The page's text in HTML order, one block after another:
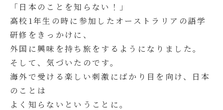
「日本のことを知らない！」
高校1年生の時に参加したオーストラリアの語学
研修をきっかけに、
外国に興味を持ち旅をするようになりました。
そして、気づいたのです。
海外で受ける楽しい刺激にばかり目を向け、日本
のことは
よく知らないということに。